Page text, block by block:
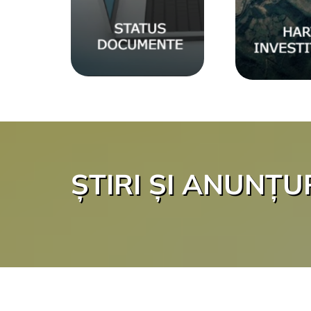
ȘTIRI ȘI